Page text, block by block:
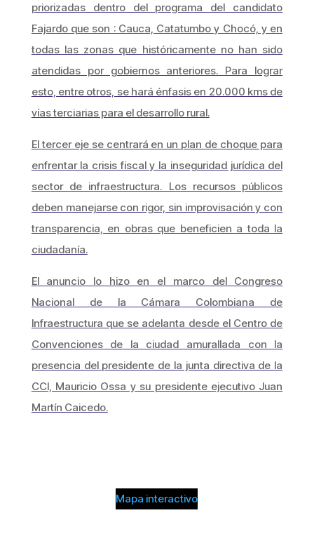
priorizadas dentro del programa del candidato
Fajardo que son : Cauca, Catatumbo y Chocó, y en
todas las zonas que históricamente no han sido
atendidas por gobiernos anteriores. Para lograr
esto, entre otros, se hará énfasis en 20.000 kms de
vías terciarias para el desarrollo rural.
El tercer eje se centrará en un plan de choque para
enfrentar la crisis fiscal y la inseguridad jurídica del
sector de infraestructura. Los recursos públicos
deben manejarse con rigor, sin improvisación y con
transparencia, en obras que beneficien a toda la
ciudadanía.
El anuncio lo hizo en el marco del Congreso
Nacional de la Cámara Colombiana de
Infraestructura que se adelanta desde el Centro de
Convenciones de la ciudad amurallada con la
presencia del presidente de la junta directiva de la
CCI, Mauricio Ossa y su presidente ejecutivo Juan
Martín Caicedo.
Mapa interactivo